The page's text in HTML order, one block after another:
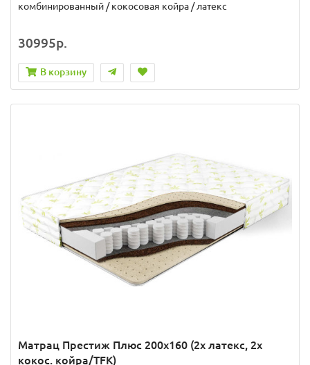
комбинированный / кокосовая койра / латекс
30995р.
В корзину
Матрац Престиж Плюс 200x160 (2x латекс, 2x
кокос. койра/TFK)